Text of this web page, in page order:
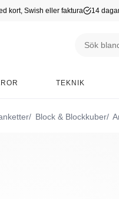
kort, Swish eller faktura 14
TEKNIK
Block & Blockkuber